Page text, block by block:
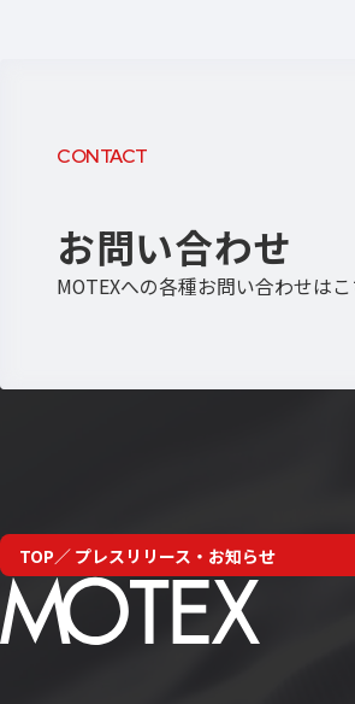
CONTACT
お問い合わせ
MOTEXへの各種お問い合わせはこ
TOP プレスリリース・お知らせ